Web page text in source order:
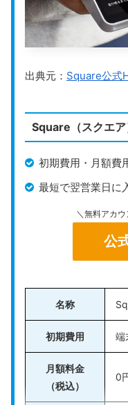
出典元： Square公式
Square（スクエア
初期費用・月額費
最短で翌営業日に
＼無料アカ
公
名称
初期費用 端
月額料金
（税込）
0